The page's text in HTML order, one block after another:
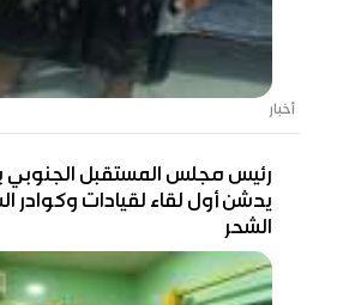
أخبار
رئيس مجلس المستقبل
يدشن أول لقاء لقيادات وكوادر
الشحر